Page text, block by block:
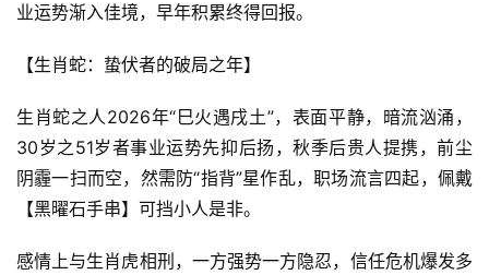
业运势渐入佳境，早年积累终得回报。
【生肖蛇：蛰伏者的破局之年】
生肖蛇之人2026年“巳火遇戌土”，表面平静，暗流汹涌，
30岁之51岁者事业运势先抑后扬，秋季后贵人提携，前尘
阴霾一扫而空，然需防“指背”星作乱，职场流言四起，佩戴
【黑曜石手串】可挡小人是非。
感情上与生肖虎相刑，一方强势一方隐忍，信任危机爆发多